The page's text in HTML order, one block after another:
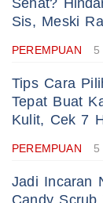
Sehat?
Sis, Meski
PEREMPUAN 5
Tips Cara
Tepat Buat
Kulit, Cek 7
PEREMPUAN 5
Jadi Incaran
Candy Scrub